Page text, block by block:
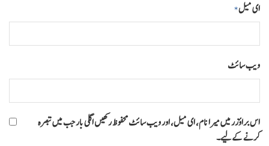
ای میل*
ویب‌ سائٹ
اس براؤزر میں میرا نام، ای میل، اور ویب سائٹ محفوظ رکھیں اگلی بار جب میں تبصرہ
کرنے کےلیے۔